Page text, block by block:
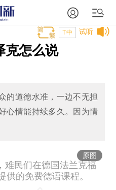
试听
T中
克怎么说
的道德水准，一边不无担
心情能持续多久。因为情
原图
难民们在德国法兰克福
供的免费德语课程。